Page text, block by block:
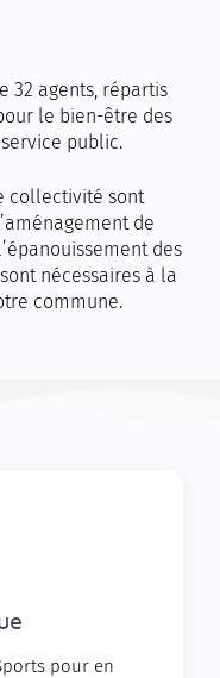
32 agents, répartis
le bien-être des
public.
collectivité sont
de
des
nécessaires à la
commune.
pour en